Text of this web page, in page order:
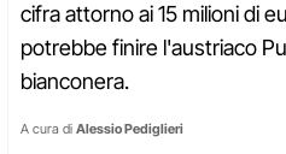
cifra attorno ai 15 milioni di
potrebbe finire l'austriaco
bianconera.
A cura di Alessio Pediglieri